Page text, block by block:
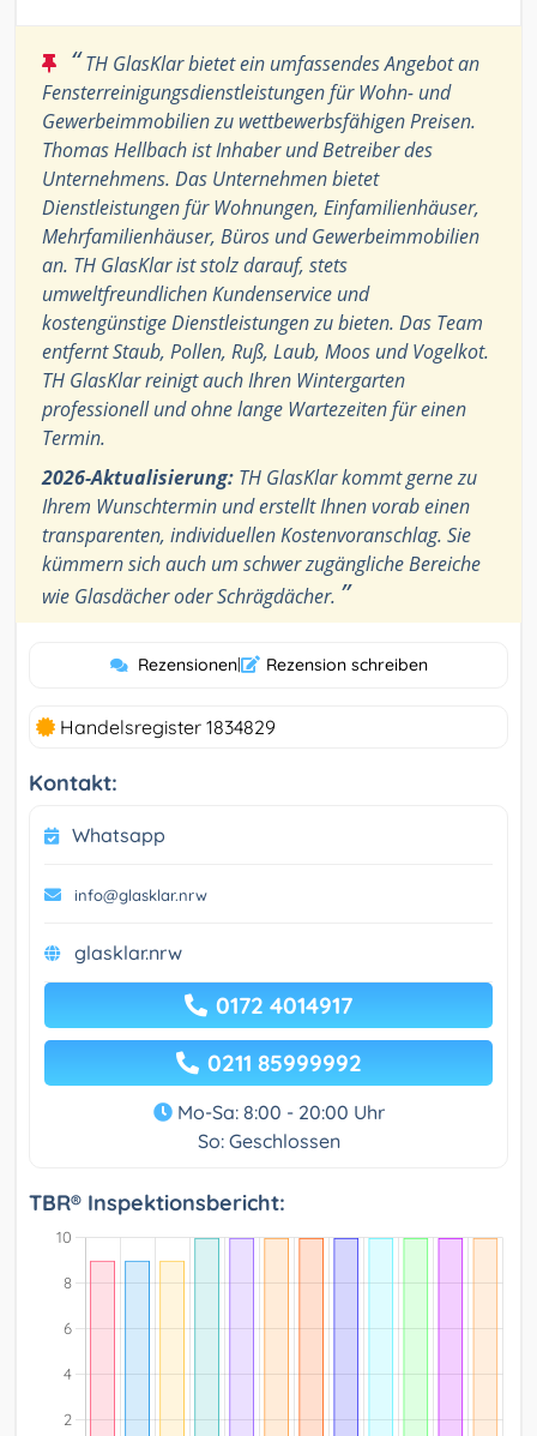
“TH GlasKlar bietet ein umfassendes Angebot an
Fensterreinigungsdienstleistungen für Wohn- und
Gewerbeimmobilien zu wettbewerbsfähigen Preisen.
Thomas Hellbach ist Inhaber und Betreiber des
Unternehmens. Das Unternehmen bietet
Dienstleistungen für Wohnungen, Einfamilienhäuser,
Mehrfamilienhäuser, Büros und Gewerbeimmobilien
an. TH GlasKlar ist stolz darauf, stets
umweltfreundlichen Kundenservice und
kostengünstige Dienstleistungen zu bieten. Das Team
entfernt Staub, Pollen, Ruß, Laub, Moos und Vogelkot.
TH GlasKlar reinigt auch Ihren Wintergarten
professionell und ohne lange Wartezeiten für einen
Termin.
2026-Aktualisierung: TH GlasKlar kommt gerne zu
Ihrem Wunschtermin und erstellt Ihnen vorab einen
transparenten, individuellen Kostenvoranschlag. Sie
kümmern sich auch um schwer zugängliche Bereiche
wie Glasdächer oder Schrägdächer. ”
Rezensionen| Rezension schreiben
Handelsregister 1834829
Kontakt:
Whatsapp
info@glasklar.nrw
glasklar.nrw
0172 4014917
0211 85999992
Mo-Sa: 8:00 - 20:00 Uhr
So: Geschlossen
TBR® Inspektionsbericht: